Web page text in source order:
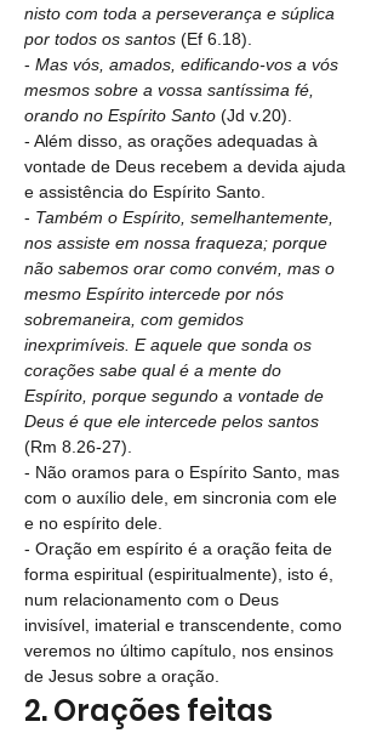
nisto com toda a perseverança e súplica
por todos os santos (Ef 6.18).
- Mas vós, amados, edificando-vos a vós
mesmos sobre a vossa santíssima fé,
orando no Espírito Santo (Jd v.20).
- Além disso, as orações adequadas à
vontade de Deus recebem a devida ajuda
e assistência do Espírito Santo.
- Também o Espírito, semelhantemente,
nos assiste em nossa fraqueza; porque
não sabemos orar como convém, mas o
mesmo Espírito intercede por nós
sobremaneira, com gemidos
inexprimíveis. E aquele que sonda os
corações sabe qual é a mente do
Espírito, porque segundo a vontade de
Deus é que ele intercede pelos santos
(Rm 8.26-27).
- Não oramos para o Espírito Santo, mas
com o auxílio dele, em sincronia com ele
e no espírito dele.
- Oração em espírito é a oração feita de
forma espiritual (espiritualmente), isto é,
num relacionamento com o Deus
invisível, imaterial e transcendente, como
veremos no último capítulo, nos ensinos
de Jesus sobre a oração.
2. Orações feitas